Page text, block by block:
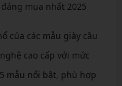
mua nhất 2025
của các mẫu giày cầu
cao cấp với mức
mẫu nổi bật, phù hợp